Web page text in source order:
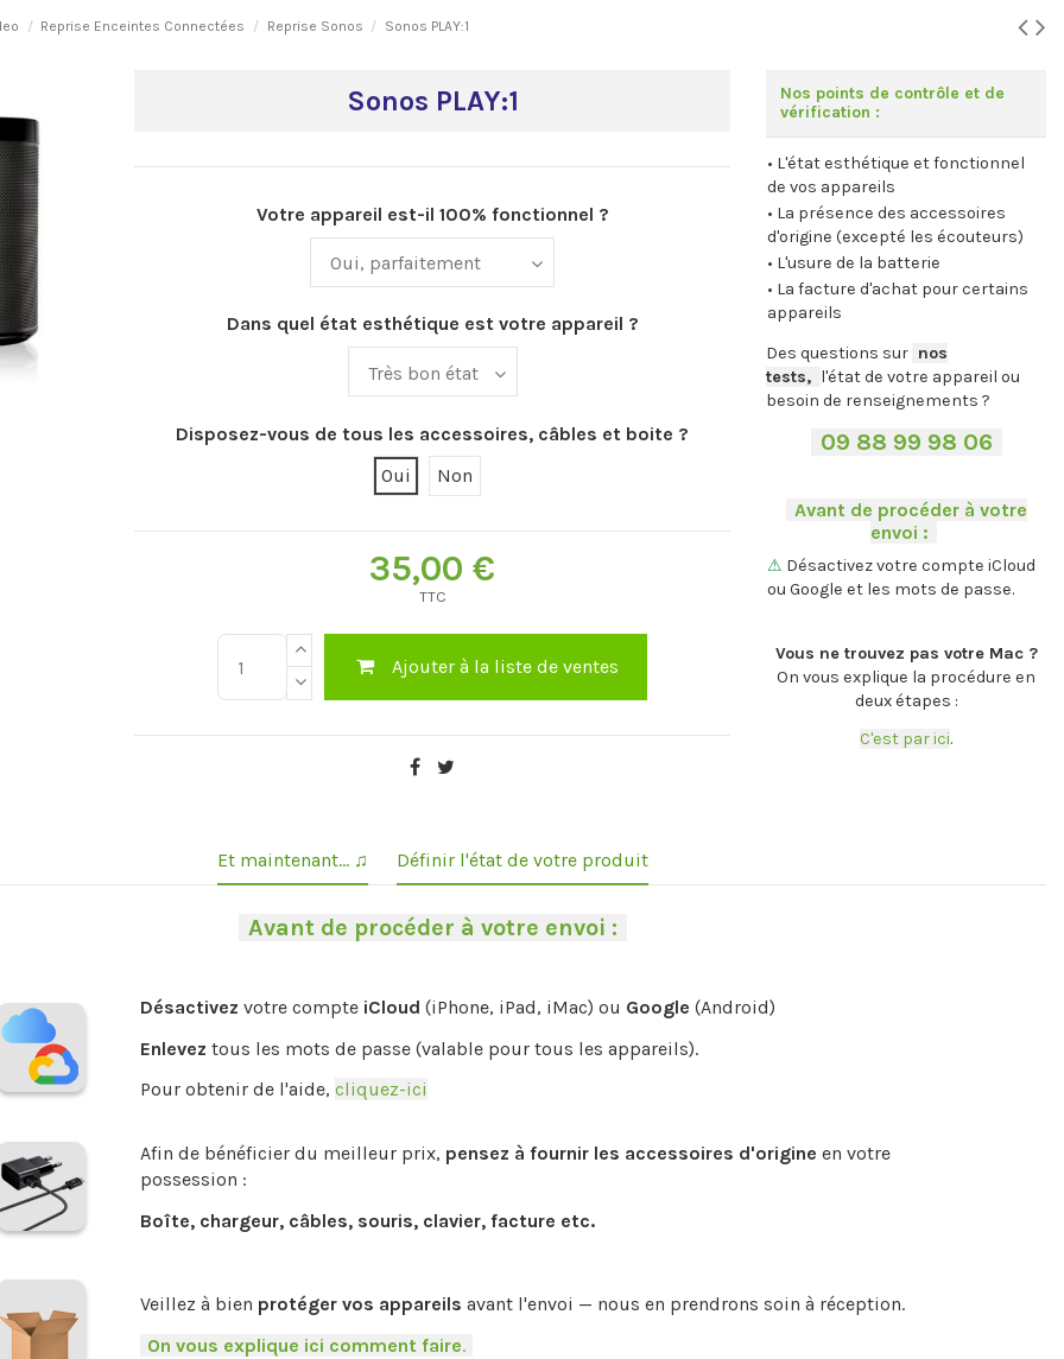
Reprise Enceintes Connectées Reprise Sonos Sonos PLAY:1
Sonos PLAY:1
Votre appareil est-il 100% fonctionnel ?
Dans quel état esthétique est votre appareil ?
Disposez-vous de tous les accessoires, câbles et boite ?
Oui
Non
35,00 €
TTC
Ajouter à la liste de ventes
Nos points de contrôle et de
vérification :
• L'état esthétique et fonctionnel
de vos appareils
• La présence des accessoires
d'origine (excepté les écouteurs)
• L'usure de la batterie
• La facture d'achat pour certains
appareils
Des questions sur nos
tests, l'état de votre appareil ou
besoin de renseignements ?
09 88 99 98 06
Avant de procéder à votre
envoi :
⚠ Désactivez votre compte iCloud
ou Google et les mots de passe.
Vous ne trouvez pas votre Mac ?
On vous explique la procédure en
deux étapes :
C'est par ici.
Et maintenant... ♫ Définir l'état de votre produit
Avant de procéder à votre envoi :
Désactivez votre compte iCloud (iPhone, iPad, iMac) ou Google (Android)
Enlevez tous les mots de passe (valable pour tous les appareils).
Pour obtenir de l'aide, cliquez-ici
Afin de bénéficier du meilleur prix, pensez à fournir les accessoires d'origine en votre
possession :
Boîte, chargeur, câbles, souris, clavier, facture etc.
Veillez à bien protéger vos appareils avant l'envoi — nous en prendrons soin à réception.
On vous explique ici comment faire.-